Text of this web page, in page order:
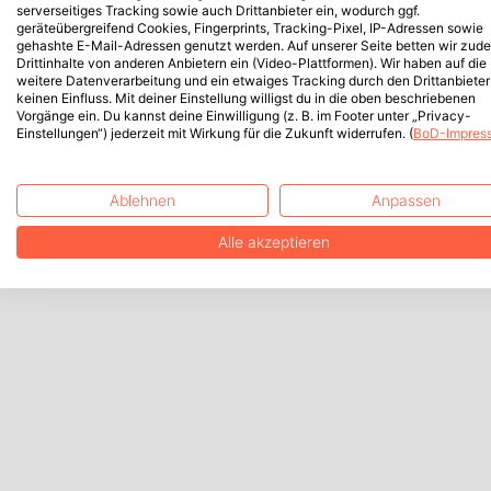
serverseitiges Tracking sowie auch Drittanbieter ein, wodurch ggf.
geräteübergreifend Cookies, Fingerprints, Tracking-Pixel, IP-Adressen sowie
gehashte E-Mail-Adressen genutzt werden. Auf unserer Seite betten wir
Drittinhalte von anderen Anbietern ein (Video-Plattformen). Wir haben auf die
weitere Datenverarbeitung und ein etwaiges Tracking durch den Drittanbieter
keinen Einfluss. Mit deiner Einstellung willigst du in die oben beschriebenen
Vorgänge ein. Du kannst deine Einwilligung (z. B. im Footer unter „Privacy-
Einstellungen“) jederzeit mit Wirkung für die Zukunft widerrufen. (BoD-
Ablehnen Anpassen
Alle akzeptieren